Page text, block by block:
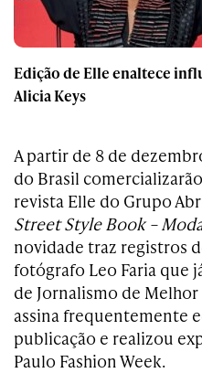
Edição de Elle enaltece
Alicia Keys
A partir de 8 de
do Brasil
revista Elle do Grupo
Street Style Book –
novidade traz registros
fotógrafo Leo Faria que
de Jornalismo de
assina frequentemente
publicação e realizou
Paulo Fashion Week.